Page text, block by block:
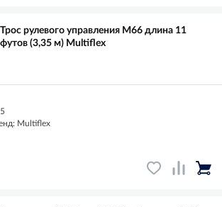
Трос рулевого управления M66 длина 11
футов (3,35 м) Multiflex
Multiflex